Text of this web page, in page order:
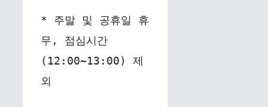
* 주말 및 공휴일 휴
무, 점심시간
(12:00~13:00) 제
외